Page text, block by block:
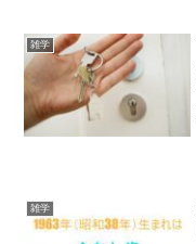
雑学
雑学